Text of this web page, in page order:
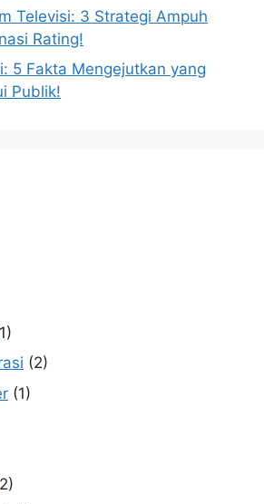
Televisi: 3 Strategi Ampuh
Rating!
5 Fakta Mengejutkan yang
Publik!
(2)
(1)